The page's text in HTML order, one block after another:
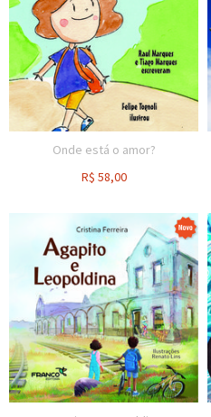
Onde está o amor?
R$ 58,00